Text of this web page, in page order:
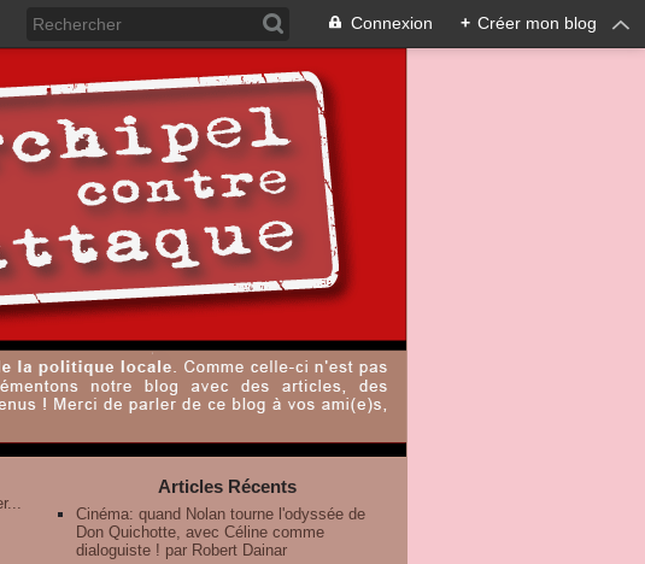
Connexion + Créer mon blog
Articles Récents
Cinéma: quand Nolan tourne l'odyssée de
Don Quichotte, avec Céline comme
dialoguiste ! par Robert Dainar